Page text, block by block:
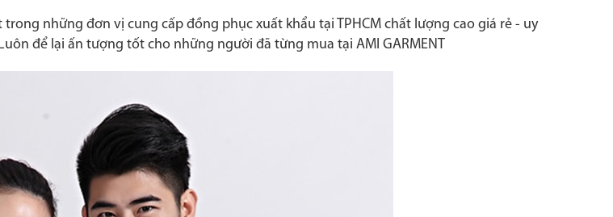
những đơn vị cung cấp đồng phục xuất khẩu tại TPHCM chất lượng cao giá rẻ - uy
để lại ấn tượng tốt cho những người đã từng mua tại AMI GARMENT